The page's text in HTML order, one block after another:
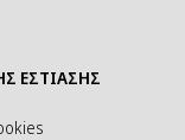
ΕΣΤΙΑΣΗΣ